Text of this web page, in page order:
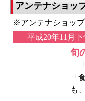
アンテナショッ
※アンテナショップ
平成20年11月
旬
「
「
も